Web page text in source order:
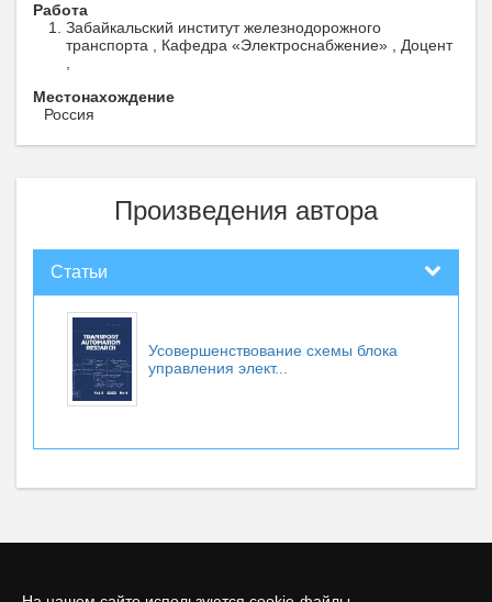
Работа
Забайкальский институт железнодорожного
транспорта , Кафедра «Электроснабжение» , Доцент
Местонахождение
Россия
Произведения автора
Статьи
Усовершенствование схемы блока
управления элект...